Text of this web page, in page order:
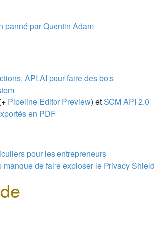
panné par Quentin Adam
API.AI pour faire des bots
(+ Pipeline Editor Preview) etSCM API 2.0
en PDF
pour les entrepreneurs
manque de faire exploser le Privacy Shield